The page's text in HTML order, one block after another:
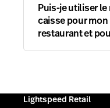
Puis-je utiliser le
caisse pour mon
restaurant et
Lightspeed Retail